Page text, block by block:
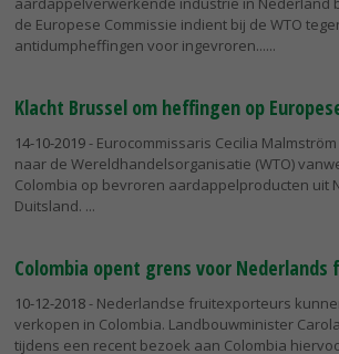
de Europese Commissie indient bij de WTO
antidumpheffingen voor ingevroren...
Klacht Brussel om heffingen op
14-10-2019- Eurocommissaris Cecilia
naar de Wereldhandelsorganisatie (WTO)
Colombia op bevroren aardappelproducten uit
Duitsland.
Colombia opent grens voor Nederlands
10-12-2018- Nederlandse fruitexporteurs
verkopen in Colombia. Landbouwminister
tijdens een recent bezoek aan Colombia